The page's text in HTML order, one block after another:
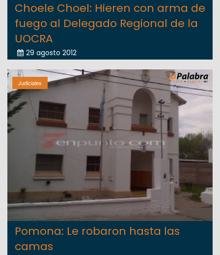
Choele Choel: Hieren con arma de
fuego al Delegado Regional de la
UOCRA
29 agosto 2012
Judiciales
Pomona: Le robaron hasta las
camas